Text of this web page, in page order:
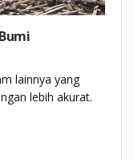
lainnya yang
lebih akurat.